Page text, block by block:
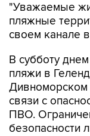
"Уважаемые
пляжные
своем канале
В субботу
пляжи в
Дивноморском
связи с
ПВО.
безопасности